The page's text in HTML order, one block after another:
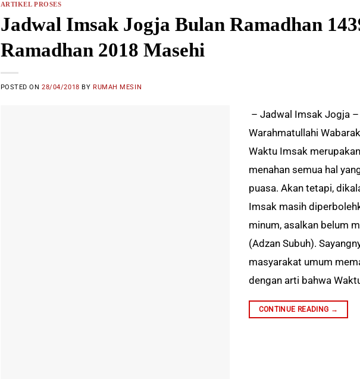
ARTIKEL PROSES
Jadwal Imsak Jogja Bulan Ramadhan
Ramadhan 2018 Masehi
POSTED ON28/04/2018 BY RUMAH MESIN
– Jadwal Imsak Jogja –
Warahmatullahi
Waktu Imsak
menahan semua hal
puasa. Akan tetapi,
Imsak masih
minum, asalkan belum
(Adzan Subuh).
masyarakat umum
dengan arti bahwa
CONTINUE READING →